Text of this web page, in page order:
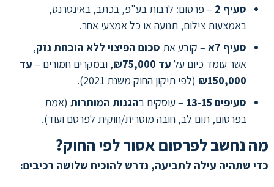
סעיף 2
– פרסום: לרבות בע"פ, בכתב, באינטרנט,
באמצעות צילום, תנועה או כל אמצעי אחר.
סעיף 7א
– קובע את סכום הפיצוי ללא הוכחת נזק,
אשר עומד כיום על עד ₪75,000 , ובמקרים חמורים – עד
₪150,000 (לפי תיקון החוק משנת 2021).
סעיפים 13-15
– עוסקים בהגנות המותרות(אמת
בפרסום, תום לב, חובה מוסרית/חוקית לפרסם ועוד).
מה נחשב לפרסום אסור לפי החוק?
כדי שתהיה עילה לתביעה, נדרש להוכיח שלושה רכיבים: